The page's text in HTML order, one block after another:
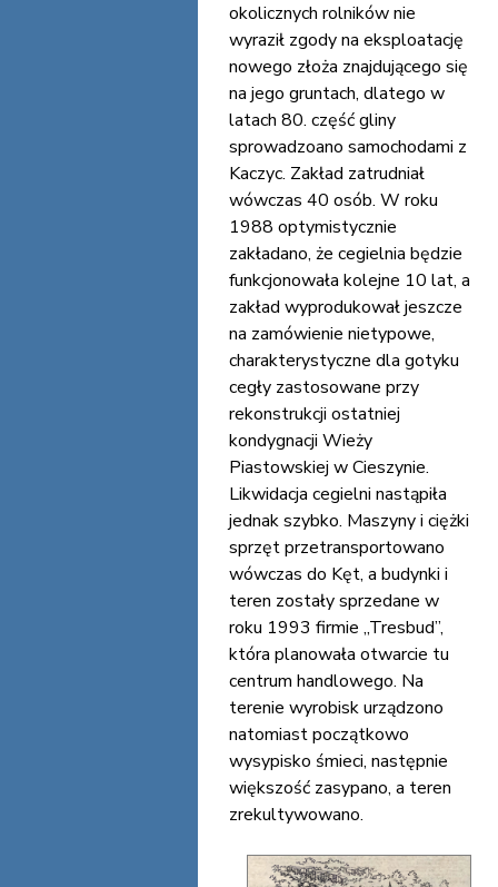
okolicznych rolników nie
wyraził zgody na eksploatację
nowego złoża znajdującego się
na jego gruntach, dlatego w
latach 80. część gliny
sprowadzoano samochodami z
Kaczyc. Zakład zatrudniał
wówczas 40 osób. W roku
1988 optymistycznie
zakładano, że cegielnia będzie
funkcjonowała kolejne 10 lat, a
zakład wyprodukował jeszcze
na zamówienie nietypowe,
charakterystyczne dla gotyku
cegły zastosowane przy
rekonstrukcji ostatniej
kondygnacji Wieży
Piastowskiej w Cieszynie.
Likwidacja cegielni nastąpiła
jednak szybko. Maszyny i ciężki
sprzęt przetransportowano
wówczas do Kęt, a budynki i
teren zostały sprzedane w
roku 1993 firmie „Tresbud”,
która planowała otwarcie tu
centrum handlowego. Na
terenie wyrobisk urządzono
natomiast początkowo
wysypisko śmieci, następnie
większość zasypano, a teren
zrekultywowano.